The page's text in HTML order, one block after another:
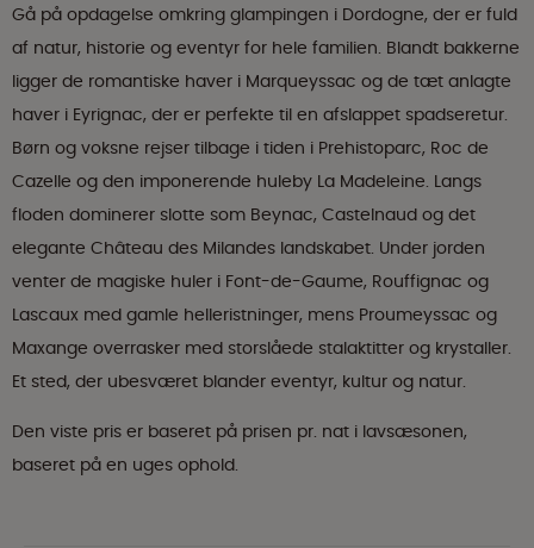
Gå på opdagelse omkring glampingen i Dordogne, der er fuld
af natur, historie og eventyr for hele familien. Blandt bakkerne
ligger de romantiske haver i Marqueyssac og de tæt anlagte
haver i Eyrignac, der er perfekte til en afslappet spadseretur.
Børn og voksne rejser tilbage i tiden i Prehistoparc, Roc de
Cazelle og den imponerende huleby La Madeleine. Langs
floden dominerer slotte som Beynac, Castelnaud og det
elegante Château des Milandes landskabet. Under jorden
venter de magiske huler i Font-de-Gaume, Rouffignac og
Lascaux med gamle helleristninger, mens Proumeyssac og
Maxange overrasker med storslåede stalaktitter og krystaller.
Et sted, der ubesværet blander eventyr, kultur og natur.
Den viste pris er baseret på prisen pr. nat i lavsæsonen,
baseret på en uges ophold.